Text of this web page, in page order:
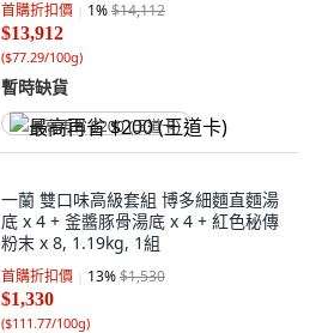
首購折扣價 1%$14,112
$13,912
($77.29/100g)
暫時缺貨
最高再省 $200 (王道卡)
一蘭 雙口味高級套組 博多細麵直麵湯
底 x 4 + 釜醬豚骨湯底 x 4 + 紅色秘傳
粉末 x 8, 1.19kg, 1組
首購折扣價 13%$1,530
$1,330
($111.77/100g)